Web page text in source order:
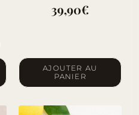
39,90€
AJOUTER AU
PANIER